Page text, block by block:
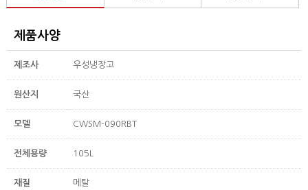
제품사양
제조사 우성냉장고
원산지 국산
모델 CWSM-090RBT
전체용량 105L
재질 메탈